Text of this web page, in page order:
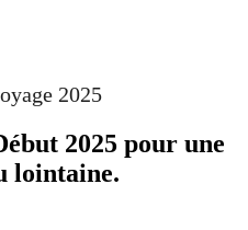
2025
2025 pour une
lointaine.